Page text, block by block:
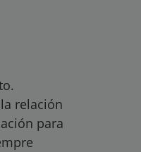
relación
para